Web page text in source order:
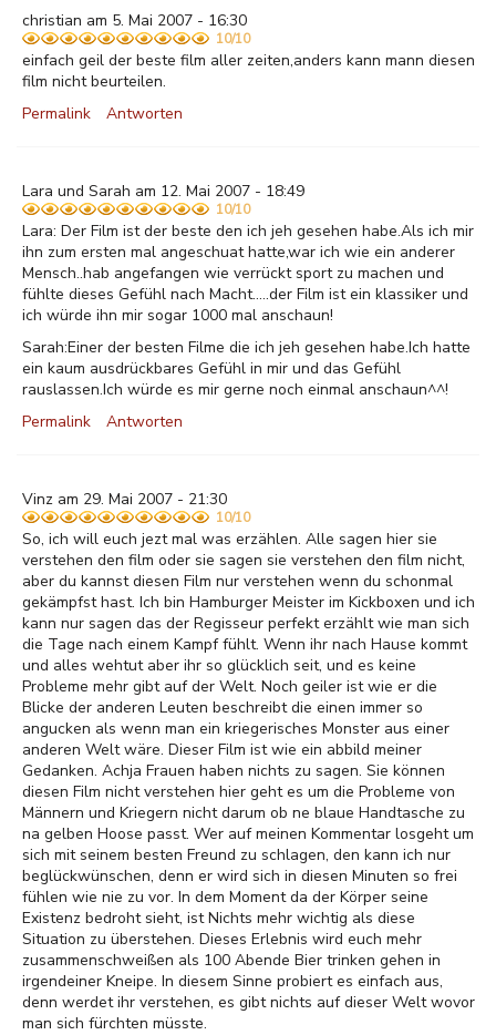
christian am 5. Mai 2007 - 16:30
10/10
einfach geil der beste film aller zeiten,anders kann mann diesen
film nicht beurteilen.
Permalink
Antworten
Lara und Sarah am 12. Mai 2007 - 18:49
10/10
Lara: Der Film ist der beste den ich jeh gesehen habe.Als ich mir
ihn zum ersten mal angeschuat hatte,war ich wie ein anderer
Mensch..hab angefangen wie verrückt sport zu machen und
fühlte dieses Gefühl nach Macht.....der Film ist ein klassiker und
ich würde ihn mir sogar 1000 mal anschaun!
Sarah:Einer der besten Filme die ich jeh gesehen habe.Ich hatte
ein kaum ausdrückbares Gefühl in mir und das Gefühl
rauslassen.Ich würde es mir gerne noch einmal anschaun^^!
Permalink
Antworten
Vinz am 29. Mai 2007 - 21:30
10/10
So, ich will euch jezt mal was erzählen. Alle sagen hier sie
verstehen den film oder sie sagen sie verstehen den film nicht,
aber du kannst diesen Film nur verstehen wenn du schonmal
gekämpfst hast. Ich bin Hamburger Meister im Kickboxen und ich
kann nur sagen das der Regisseur perfekt erzählt wie man sich
die Tage nach einem Kampf fühlt. Wenn ihr nach Hause kommt
und alles wehtut aber ihr so glücklich seit, und es keine
Probleme mehr gibt auf der Welt. Noch geiler ist wie er die
Blicke der anderen Leuten beschreibt die einen immer so
angucken als wenn man ein kriegerisches Monster aus einer
anderen Welt wäre. Dieser Film ist wie ein abbild meiner
Gedanken. Achja Frauen haben nichts zu sagen. Sie können
diesen Film nicht verstehen hier geht es um die Probleme von
Männern und Kriegern nicht darum ob ne blaue Handtasche zu
na gelben Hoose passt. Wer auf meinen Kommentar losgeht um
sich mit seinem besten Freund zu schlagen, den kann ich nur
beglückwünschen, denn er wird sich in diesen Minuten so frei
fühlen wie nie zu vor. In dem Moment da der Körper seine
Existenz bedroht sieht, ist Nichts mehr wichtig als diese
Situation zu überstehen. Dieses Erlebnis wird euch mehr
zusammenschweißen als 100 Abende Bier trinken gehen in
irgendeiner Kneipe. In diesem Sinne probiert es einfach aus,
denn werdet ihr verstehen, es gibt nichts auf dieser Welt wovor
man sich fürchten müsste.